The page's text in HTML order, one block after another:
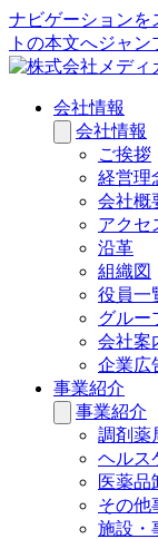
ナビゲーションを
トの本文へジャン
会社情報
会社情報
ご挨拶
経営理
会社概
アクセ
沿革
組織図
役員一
グルー
会社案
企業広
事業紹介
事業紹介
調剤薬
ヘルス
医薬品
その他
施設・